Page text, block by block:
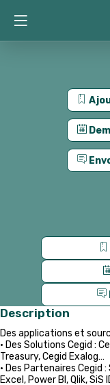
Description
Des applications et
• Des Solutions Cegid :
Treasury, Cegid Exalog…
• Des Partenaires
Excel, Power BI, Qlik,